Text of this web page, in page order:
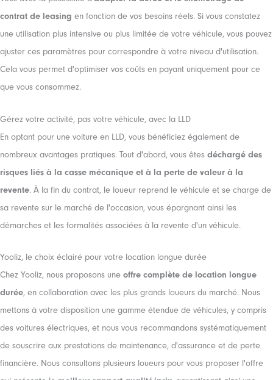
contrat de leasing en fonction de vos besoins réels. Si vous constatez
une utilisation plus intensive ou plus limitée de votre véhicule, vous pouvez
ajuster ces paramètres pour correspondre à votre niveau d'utilisation.
Cela vous permet d'optimiser vos coûts en payant uniquement pour ce
que vous consommez.
Gérez votre activité, pas votre véhicule, avec la LLD
En optant pour une voiture en LLD, vous bénéficiez également de
nombreux avantages pratiques. Tout d'abord, vous êtes déchargé des
risques liés à la casse mécanique et à la perte de valeur à la
revente. À la fin du contrat, le loueur reprend le véhicule et se charge de
sa revente sur le marché de l'occasion, vous épargnant ainsi les
démarches et les formalités associées à la revente d'un véhicule.
Yooliz, le choix éclairé pour votre location longue durée
Chez Yooliz, nous proposons une offre complète de location longue
durée, en collaboration avec les plus grands loueurs du marché. Nous
mettons à votre disposition une gamme étendue de véhicules, y compris
des voitures électriques, et nous vous recommandons systématiquement
de souscrire aux prestations de maintenance, d'assurance et de perte
financière. Nous consultons plusieurs loueurs pour vous proposer l'offre